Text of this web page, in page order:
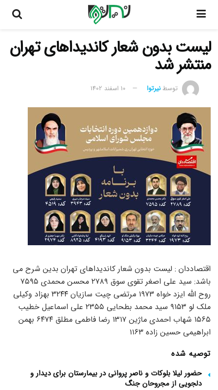
لیست بدون شعار کاندیداهای تهران
منتشر شد
توسطنیرتوا 10 اسفند 1402
اقتصاددان : لیست بدون شعار کاندیداهای تهران بدین شرح می
باشد: سید علی اصغر تقوی سوق ۲۷۸۹ محسن محمدی ۷۵۹۵
روح الله ایزد خواه ۱۹۷۳ مرتضی چیت سازیان ۳۲۴۴ بهزاد وکیلی
ملک لو ۹۱۵۳ سید محمد بطحایی ۲۳۵۵ علی اسماعیل خطیب
۱۵۶۵ شهاب احمدی ماژین ۱۳۱۷ رضا فاطمی مطلق ۶۴۷۴ بهمن
ابراهیمی حسین زاده ۱۱۶۳
توصیه شده
حضور لیلا بلوکات و ناصر پروانی در بیمارستان برای دیدار و
دلجویی از مجروحان جنگ